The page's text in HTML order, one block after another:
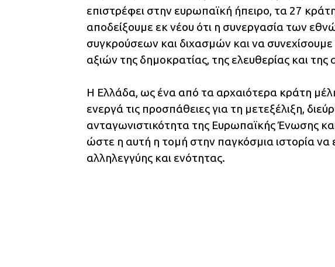
επιστρέφει στην ευρωπαϊκή ήπειρο, τα 27
αποδείξουμε εκ νέου ότι η συνεργασία των
συγκρούσεων και διχασμών και να
αξιών της δημοκρατίας, της ελευθερίας και
Η Ελλάδα, ως ένα από τα αρχαιότερα κράτη
ενεργά τις προσπάθειες για τη μετεξέλιξη,
ανταγωνιστικότητα της Ευρωπαϊκής Ένωσης
ώστε η αυτή η τομή στην παγκόσμια ιστορία να
αλληλεγγύης και ενότητας.